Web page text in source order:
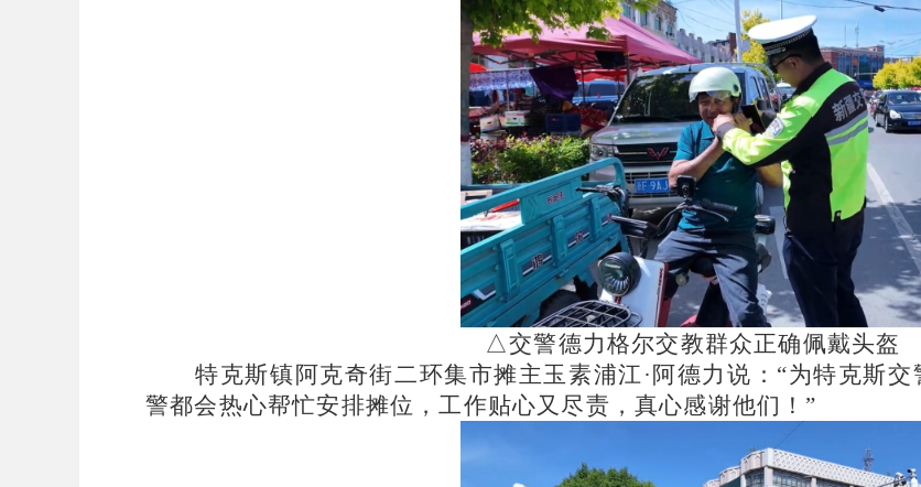
△交警德力格尔交教群众正确佩戴头
特克斯镇阿克奇街二环集市摊主玉素浦江·阿德力说：“为特克斯
警都会热心帮忙安排摊位，工作贴心又尽责，真心感谢他们！”